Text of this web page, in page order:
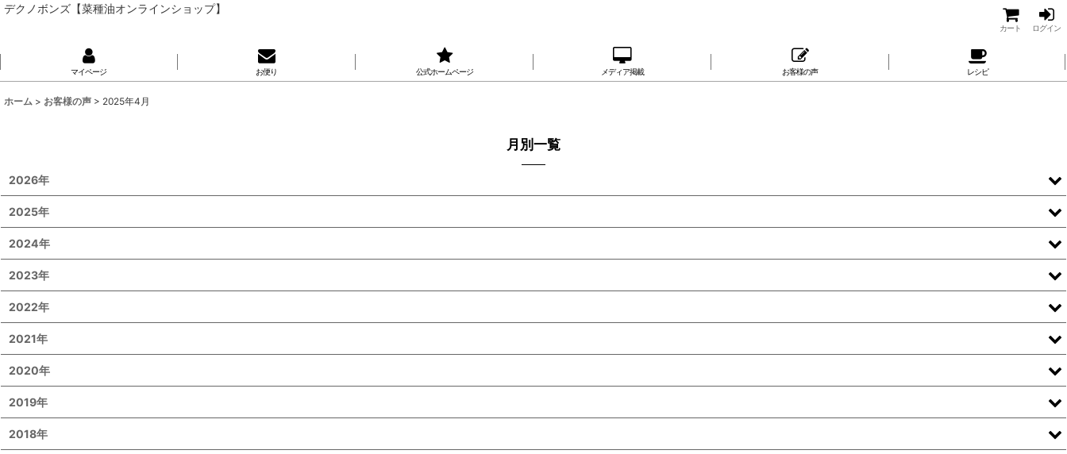
デクノボンズ【菜種油オンラインショップ】
カート ログイン
マイページ お便り 公式ホームページ メディア掲載 お客様の声 レシピ
ホーム > お客様の声 > 2025年4月
月別一覧
2026年
2025年
2024年
2023年
2022年
2021年
2020年
2019年
2018年